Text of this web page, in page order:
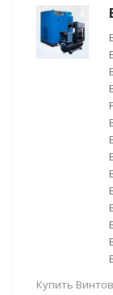
Купить